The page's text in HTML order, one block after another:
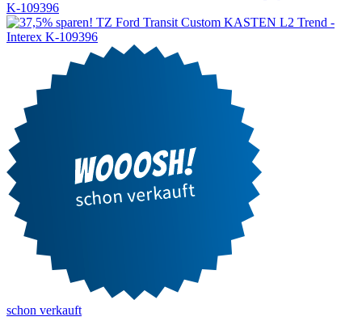
K-109396
schon verkauft